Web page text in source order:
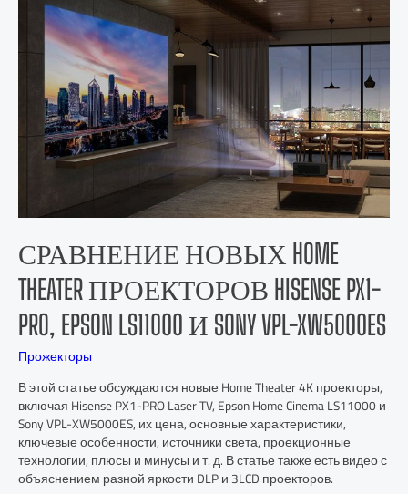
СРАВНЕНИЕ НОВЫХ HOME
THEATER ПРОЕКТОРОВ HISENSE PX1-
PRO, EPSON LS11000 И SONY VPL-XW5000ES
Прожекторы
В этой статье обсуждаются новые Home Theater 4K проекторы,
включая Hisense PX1-PRO Laser TV, Epson Home Cinema LS11000 и
Sony VPL-XW5000ES, их цена, основные характеристики,
ключевые особенности, источники света, проекционные
технологии, плюсы и минусы и т. д. В статье также есть видео с
объяснением разной яркости DLP и 3LCD проекторов.